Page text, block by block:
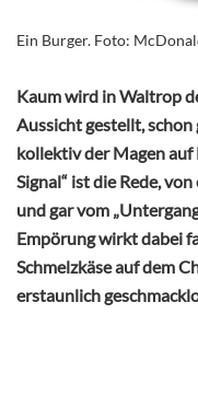
Ein Burger. Foto:
Kaum wird in Waltrop
Aussicht gestellt,
kollektiv der Magen auf
Signal“ ist die Rede,
und gar vom
Empörung wirkt dabei
Schmelzkäse auf dem
erstaunlich